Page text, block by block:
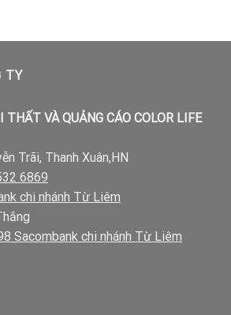
TY
THẤT VÀ QUẢNG CÁO COLOR LIFE
Trãi, Thanh Xuân,HN
6869
chi nhánh Từ Liêm
Sacombank chi nhánh Từ Liêm